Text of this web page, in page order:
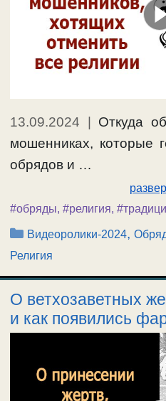
13.09.2024
Откуда
мошенниках, которые
обрядов и …
#обряды, #религия,
Рубрики
Видеоролики-2024,
Религия
О ветхозаветных
и как появились